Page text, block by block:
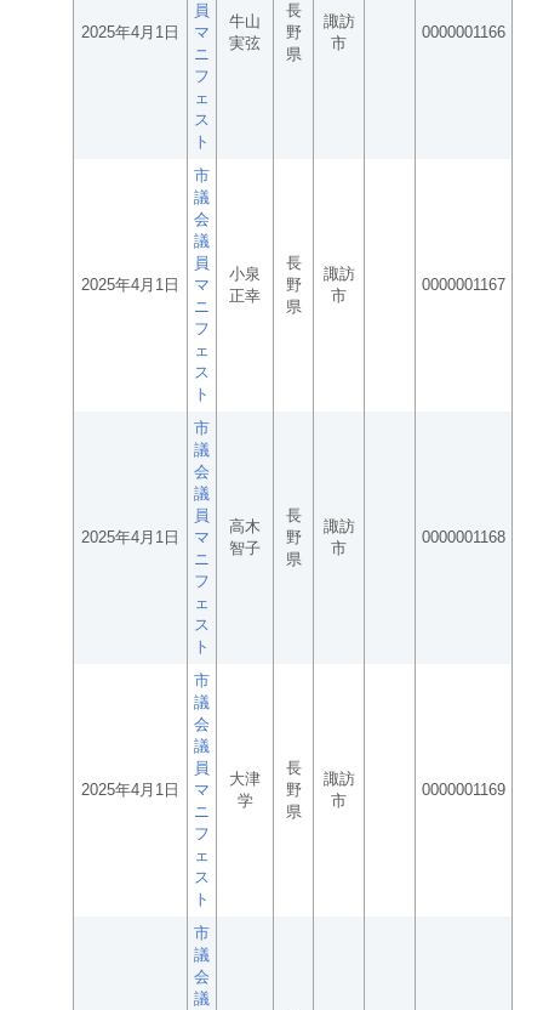
2025年4月1日
員
マ
ニ
フ
ェ
ス
ト
牛山
実弦
長
野
県
諏訪
市
0000001166
2025年4月1日
市
議
会
議
員
マ
ニ
フ
ェ
ス
ト
小泉
正幸
長
野
県
諏訪
市
0000001167
2025年4月1日
市
議
会
議
員
マ
ニ
フ
ェ
ス
ト
高木
智子
長
野
県
諏訪
市
0000001168
2025年4月1日
市
議
会
議
員
マ
ニ
フ
ェ
ス
ト
大津
学
長
野
県
諏訪
市
0000001169
市
議
会
議